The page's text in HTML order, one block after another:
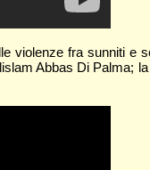
fra sunniti e
Abbas Di Palma;